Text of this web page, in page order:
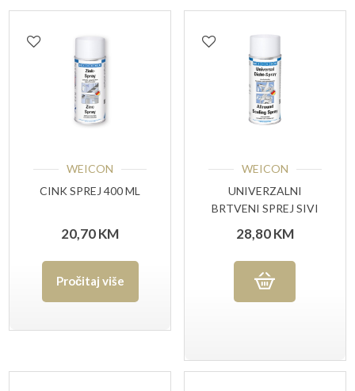
WEICON
CINK SPREJ 400 ML
20,70KM
Pročitaj više
WEICON
UNIVERZALNI
BRTVENI SPREJ SIVI
28,80KM